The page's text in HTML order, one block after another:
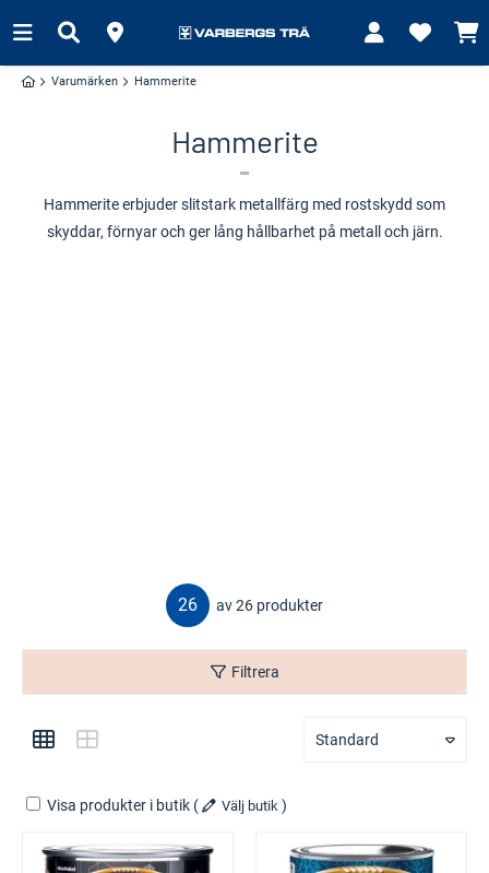
Varumärken Hammerite
Hammerite
Hammerite erbjuder slitstark metallfärg med rostskydd som
skyddar, förnyar och ger lång hållbarhet på metall och järn.
26 av 26 produkter
Filtrera
Standard
Visa produkter i butik ( Välj butik )